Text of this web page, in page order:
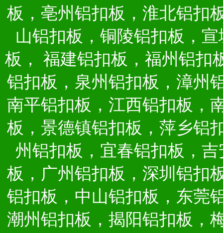
板，亳州铝扣板，淮北铝扣
山铝扣板，铜陵铝扣板，
板，
福建铝扣板，福州铝扣
铝扣板，泉州铝扣板，漳州
南平铝扣板，江西铝扣板，
板，景德镇铝扣板，萍乡铝
州铝扣板，宜春铝扣板，
板，广州铝扣板，深圳铝扣
铝扣板，中山铝扣板，东莞
潮州铝扣板，揭阳铝扣板，